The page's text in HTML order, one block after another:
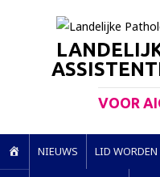
VOOR
O
NIEUWS LID WORDEN